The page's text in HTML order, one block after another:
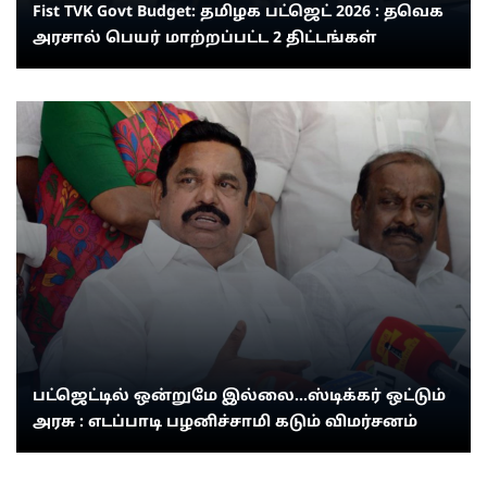
Fist TVK Govt Budget: தமிழக பட்ஜெட் 2026 : தவெக
அரசால் பெயர் மாற்றப்பட்ட 2 திட்டங்கள்
பட்ஜெட்டில் ஒன்றுமே இல்லை...ஸ்டிக்கர் ஒட்டும்
அரசு : எடப்பாடி பழனிச்சாமி கடும் விமர்சனம்